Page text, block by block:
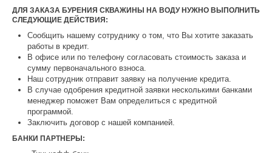
ДЛЯ ЗАКАЗА БУРЕНИЯ СКВАЖИНЫ НА ВОДУ НУЖНО ВЫПОЛНИТЬ
СЛЕДУЮЩИЕ ДЕЙСТВИЯ:
Сообщить нашему сотруднику о том, что Вы хотите заказать
работы в кредит.
В офисе или по телефону согласовать стоимость заказа и
сумму первоначального взноса.
Наш сотрудник отправит заявку на получение кредита.
В случае одобрения кредитной заявки несколькими банками
менеджер поможет Вам определиться с кредитной
программой.
Заключить договор с нашей компанией.
БАНКИ ПАРТНЕРЫ: